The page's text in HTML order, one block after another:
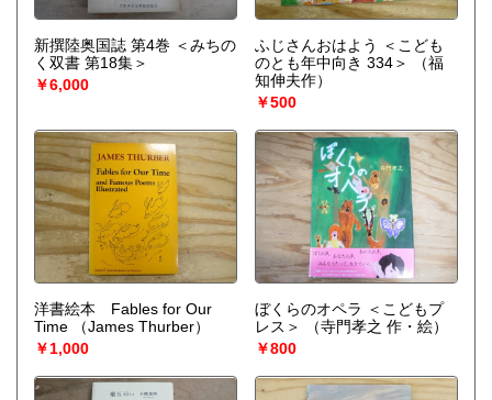
新撰陸奥国誌 第4巻 ＜みちの
く双書 第18集＞
￥6,000
ふじさんおはよう ＜こども
のとも年中向き 334＞
（福
知伸夫作）
￥500
洋書絵本 Fables for Our
Time
（James Thurber）
￥1,000
ぼくらのオペラ ＜こどもプ
レス＞
（寺門孝之 作・絵）
￥800